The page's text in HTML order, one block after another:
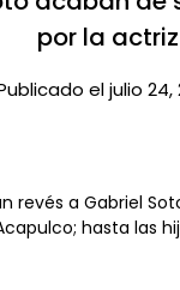
por la actriz​
el julio 24,
revés a Gabriel
hasta las